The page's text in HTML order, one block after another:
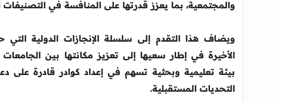
والمجتمعية، بما يعزز قدرتها على المنافسة في التصنيفات
ويضاف هذا التقدم إلى سلسلة الإنجازات الدولية التي
الأخيرة في إطار سعيها إلى تعزيز مكانتها بين الجامعات
بيئة تعليمية وبحثية تسهم في إعداد كوادر قادرة على
التحديات المستقبلية.